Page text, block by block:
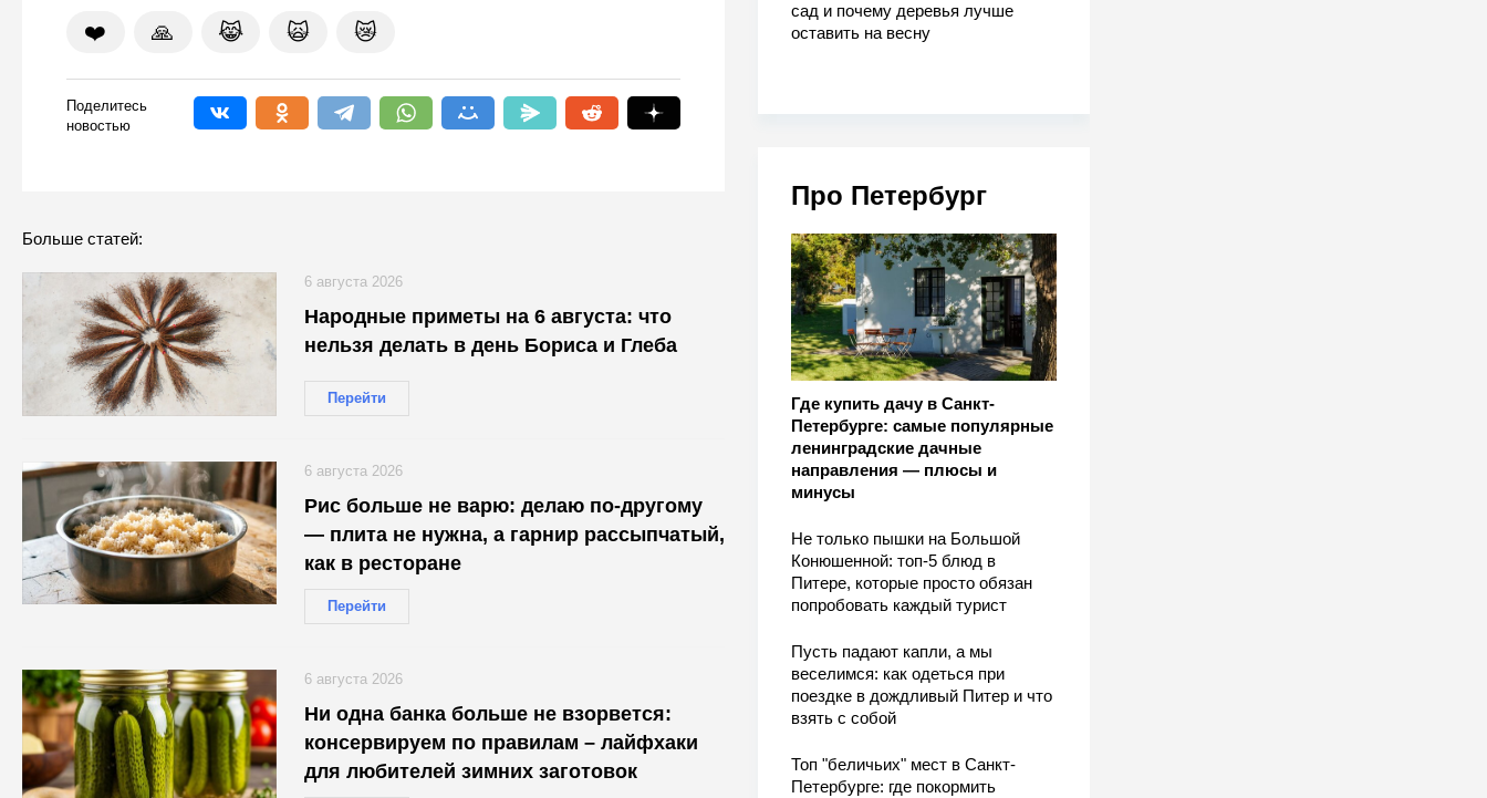
сад и почему деревья лучше
оставить на весну
Про Петербург
Где купить дачу в Санкт-
Петербурге: самые популярные
ленинградские дачные
направления — плюсы и
минусы
Не только пышки на Большой
Конюшенной: топ-5 блюд в
Питере, которые просто обязан
попробовать каждый турист
Пусть падают капли, а мы
веселимся: как одеться при
поездке в дождливый Питер и что
взять с собой
Топ "беличьих" мест в Санкт-
Петербурге: где покормить
❤️ 🙏 😹 🙀 😿
Поделитесь
новостью
Больше статей:
Народные приметы на 6 августа: что
нельзя делать в день Бориса и Глеба
Перейти
6 августа 2026
Рис больше не варю: делаю по-другому
— плита не нужна, а гарнир рассыпчатый,
как в ресторане
Перейти
6 августа 2026
Ни одна банка больше не взорвется:
консервируем по правилам – лайфхаки
для любителей зимних заготовок
6 августа 2026